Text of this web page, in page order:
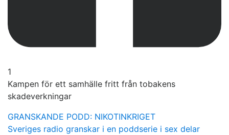
1
Kampen för ett samhälle fritt från tobakens
skadeverkningar
GRANSKANDE PODD: NIKOTINKRIGET
Sveriges radio granskar i en poddserie i sex delar